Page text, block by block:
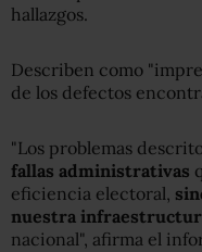
hallazgos.
Describen como
de los defectos
"Los problemas
fallas administrativas
eficiencia electoral,
nuestra
nacional", afirma el